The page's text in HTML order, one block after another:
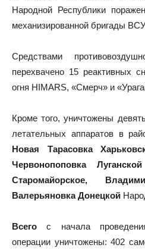
Народной Республики
механизированной бригады
Средствами
перехвачено 15 реактивных
огня HIMARS, «Смерч» и
Кроме того, уничтожены
летательных аппаратов в
Новая Тарасовка
Червонопоповка Луганской
Старомайорское,
Валерьяновка Донецкой
Всего с начала
операции уничтожены: 402